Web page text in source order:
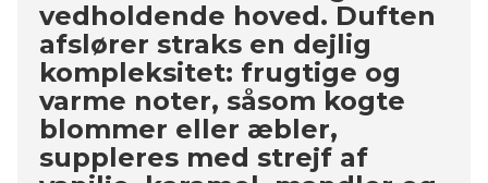
vedholdende hoved. Duften
afslører straks en dejlig
kompleksitet: frugtige og
varme noter, såsom kogte
blommer eller æbler,
suppleres med strejf af